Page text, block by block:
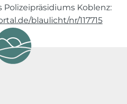
Koblenz:
blaulicht/nr/117715